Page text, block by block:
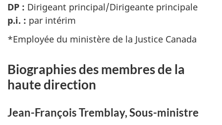
DP : Dirigeant principal/Dirigeante principale
p.i. : par intérim
*Employée du ministère de la Justice Canada
Biographies des membres de la
haute direction
Jean-François Tremblay, Sous-ministre